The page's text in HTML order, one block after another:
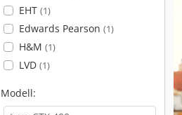
EHT (1)
Edwards Pearson (1)
H&M (1)
LVD (1)
Modell: